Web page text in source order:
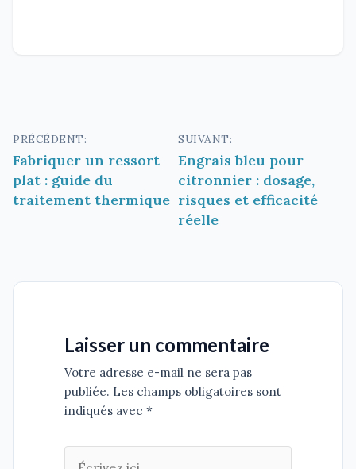
Navigation
de
l’article
PRÉCÉDENT:
Fabriquer un ressort
plat : guide du
traitement thermique
SUIVANT:
Engrais bleu pour
citronnier : dosage,
risques et efficacité
réelle
Laisser un commentaire
Votre adresse e-mail ne sera pas
publiée. Les champs obligatoires sont
indiqués avec *